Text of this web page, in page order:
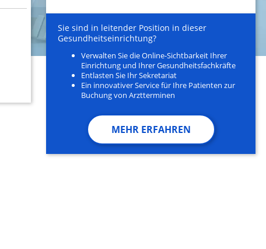
Sie sind in leitender Position in dieser
Gesundheitseinrichtung?
Verwalten Sie die Online-Sichtbarkeit Ihrer
Einrichtung und Ihrer Gesundheitsfachkräfte
Entlasten Sie Ihr Sekretariat
Ein innovativer Service für Ihre Patienten zur
Buchung von Arztterminen
MEHR ERFAHREN